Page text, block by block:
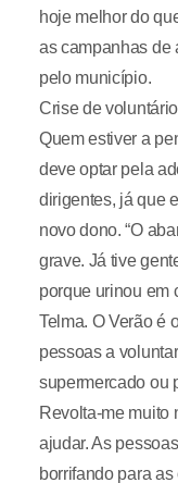
hoje melhor do
as campanhas de
pelo município.
Crise de
Quem estiver a
deve optar pela
dirigentes, já que
novo dono. “O
grave. Já tive
porque urinou em
Telma. O Verão é
pessoas a
supermercado ou
Revolta-me muito
ajudar. As
borrifando para